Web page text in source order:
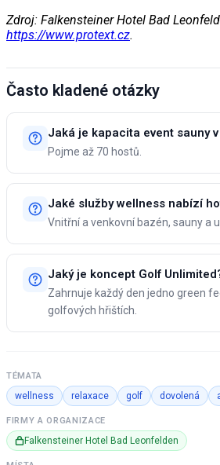
Zdroj: Falkensteiner Hotel Bad
https://www.protext.cz.
Často kladené otázky
Jaká je kapacita event sauny
Pojme až 70 hostů.
Jaké služby wellness nabízí
Vnitřní a venkovní bazén, sauny a
Jaký je koncept Golf
Zahrnuje každý den jedno green
golfových hřištích.
TÉMATA
wellness relaxace golf dovolená
FIRMY A ORGANIZACE
Falkensteiner Hotel Bad Leonfelden